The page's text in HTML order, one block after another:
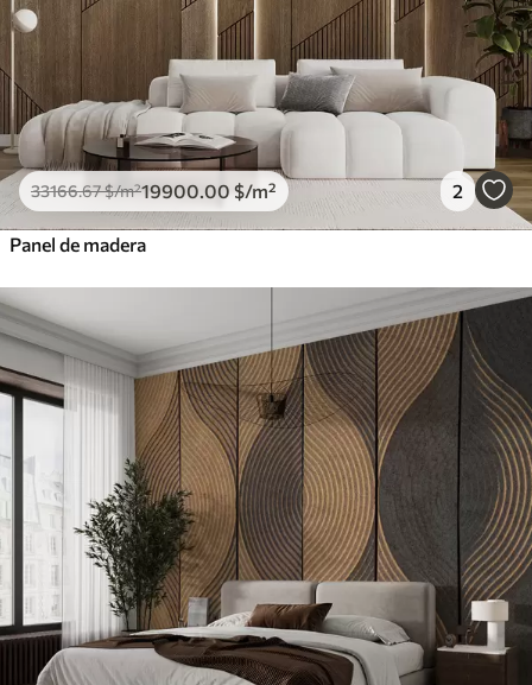
33166.67$/m²19900 .00 $/m² 2
Panel de madera